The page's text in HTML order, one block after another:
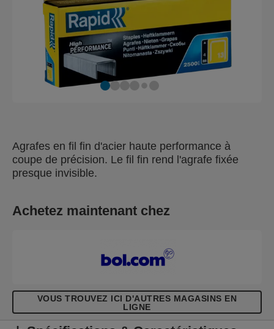
Agrafes en fil fin d'acier haute performance à
coupe de précision. Le fil fin rend l'agrafe fixée
presque invisible.
Achetez maintenant chez
VOUS TROUVEZ ICI D'AUTRES MAGASINS EN
LIGNE